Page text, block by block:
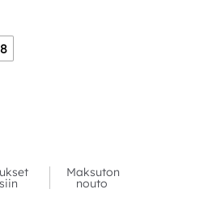
Maksuton
nouto